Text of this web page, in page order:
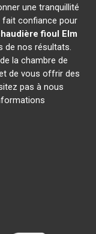
une tranquillité
confiance pour
fioul Elm
de nos résultats.
la chambre de
de vous offrir des
pas à nous